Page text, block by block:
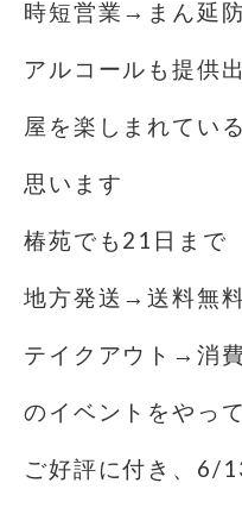
時短営業→まん延
アルコールも提供
屋を楽しまれてい
思います
椿苑でも21日まで
地方発送→送料無
テイクアウト→消
のイベントをやっ
ご好評に付き、6/